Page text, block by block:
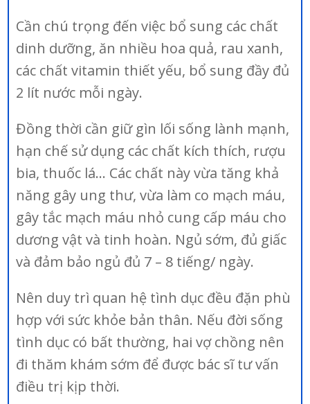
Cần chú trọng đến việc bổ sung các chất
dinh dưỡng, ăn nhiều hoa quả, rau xanh,
các chất vitamin thiết yếu, bổ sung đầy đủ
2 lít nước mỗi ngày.
Đồng thời cần giữ gìn lối sống lành mạnh,
hạn chế sử dụng các chất kích thích, rượu
bia, thuốc lá… Các chất này vừa tăng khả
năng gây ung thư, vừa làm co mạch máu,
gây tắc mạch máu nhỏ cung cấp máu cho
dương vật và tinh hoàn. Ngủ sớm, đủ giấc
và đảm bảo ngủ đủ 7 – 8 tiếng/ ngày.
Nên duy trì quan hệ tình dục đều đặn phù
hợp với sức khỏe bản thân. Nếu đời sống
tình dục có bất thường, hai vợ chồng nên
đi thăm khám sớm để được bác sĩ tư vấn
điều trị kịp thời.